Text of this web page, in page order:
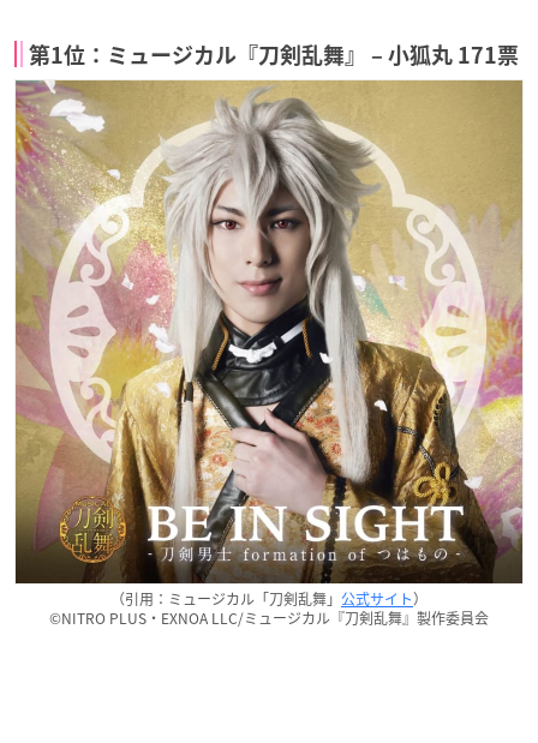
第1位：ミュージカル『刀剣乱舞』 – 小狐丸 171票
（引用：ミュージカル「刀剣乱舞」 公式サイト）
©NITRO PLUS・EXNOA LLC/ミュージカル『刀剣乱舞』製作委員会